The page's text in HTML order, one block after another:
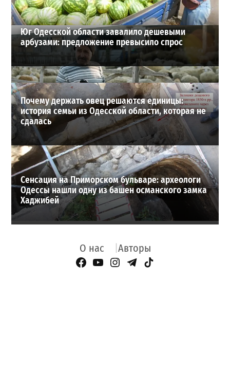
ВИБОР РЕДАКЦИИ
Юг Одесской области завалило дешевыми
арбузами: предложение превысило спрос
Почему держать овец решаются единицы:
история семьи из Одесской области, которая не
сдалась
Сенсация на Приморском бульваре: археологи
Одессы нашли одну из башен османского замка
Хаджибей
О нас Авторы
Facebook Page
YouTube
Instagram
Telegram
TikTok